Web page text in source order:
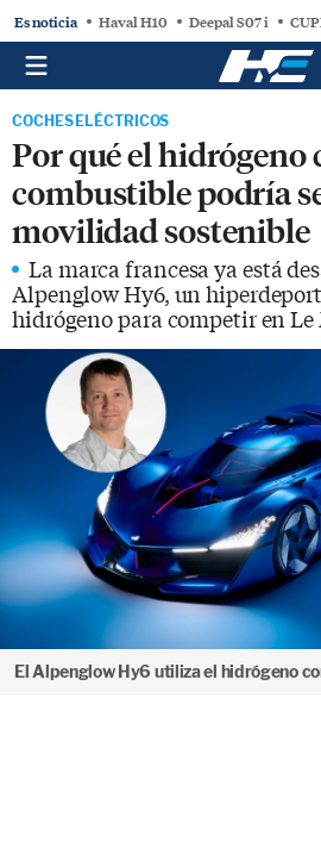
Es noticia Haval H10 Deepal S07 i
COCHES ELÉCTRICOS
Por qué el hidrógeno
combustible podría
movilidad sostenible
La marca francesa ya está
Alpenglow Hy6, un
hidrógeno para competir en Le
El Alpenglow Hy6 utiliza el hidrógeno